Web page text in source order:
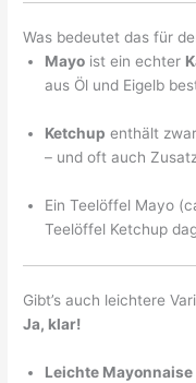
Was bedeutet das für
Mayo ist ein echter
aus Öl und Eigelb
Ketchup enthält
– und oft auch
Ein Teelöffel Mayo
Teelöffel Ketchup
Gibt’s auch leichtere
Ja, klar!
Leichte Mayonnaise